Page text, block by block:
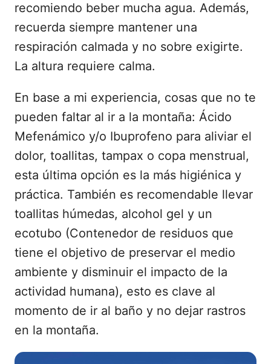
recomiendo beber mucha agua. Además,
recuerda siempre mantener una
respiración calmada y no sobre exigirte.
La altura requiere calma.
En base a mi experiencia, cosas que no te
pueden faltar al ir a la montaña: Ácido
Mefenámico y/o Ibuprofeno para aliviar el
dolor, toallitas, tampax o copa menstrual,
esta última opción es la más higiénica y
práctica. También es recomendable llevar
toallitas húmedas, alcohol gel y un
ecotubo (Contenedor de residuos que
tiene el objetivo de preservar el medio
ambiente y disminuir el impacto de la
actividad humana), esto es clave al
momento de ir al baño y no dejar rastros
en la montaña.